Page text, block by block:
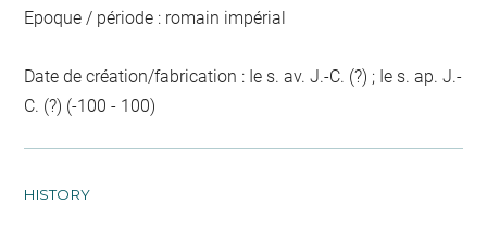
Epoque / période : romain impérial
Date de création/fabrication : Ie s. av. J.-C. (?) ; Ie s. ap. J.-
C. (?) (-100 - 100)
HISTORY